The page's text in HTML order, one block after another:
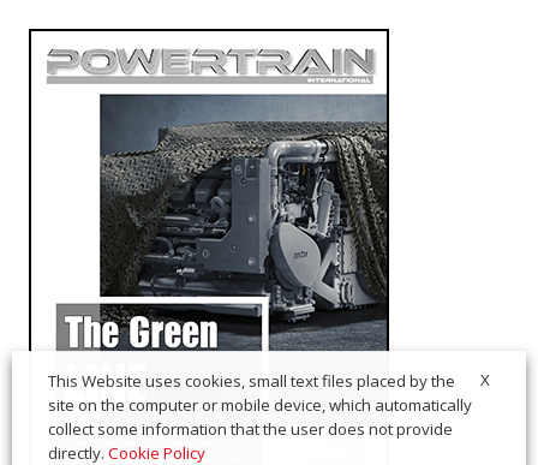
X
This Website uses cookies, small text files placed by the
site on the computer or mobile device, which automatically
collect some information that the user does not provide
directly. Cookie Policy